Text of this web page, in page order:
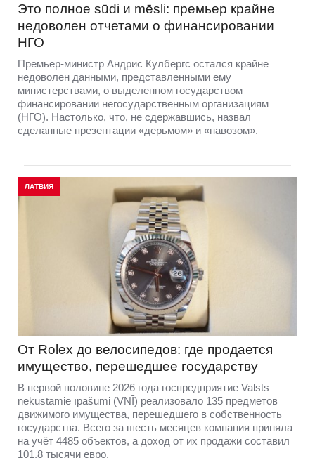
Это полное sūdi и mēsli: премьер крайне
недоволен отчетами о финансировании
НГО
Премьер-министр Андрис Кулбергс остался крайне
недоволен данными, представленными ему
министерствами, о выделенном государством
финансировании негосударственным организациям
(НГО). Настолько, что, не сдержавшись, назвал
сделанные презентации «дерьмом» и «навозом».
ЛАТВИЯ
От Rolex до велосипедов: где продается
имущество, перешедшее государству
В первой половине 2026 года госпредприятие Valsts
nekustamie īpašumi (VNĪ) реализовало 135 предметов
движимого имущества, перешедшего в собственность
государства. Всего за шесть месяцев компания приняла
на учёт 4485 объектов, а доход от их продажи составил
101,8 тысячи евро.